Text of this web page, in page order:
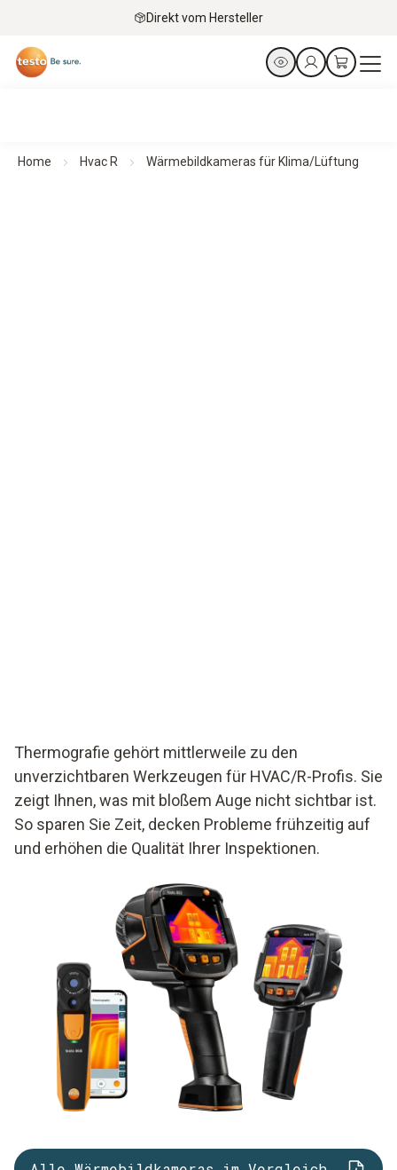
Direkt vom Hersteller
Home Hvac R Wärmebildkameras für Klima/Lüftung
Thermografie gehört mittlerweile zu den
unverzichtbaren Werkzeugen für HVAC/R-Profis. Sie
zeigt Ihnen, was mit bloßem Auge nicht sichtbar ist.
So sparen Sie Zeit, decken Probleme frühzeitig auf
und erhöhen die Qualität Ihrer Inspektionen.